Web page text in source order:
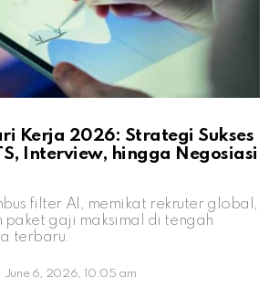
Kerja 2026: Strategi Sukses
Interview, hingga Negosiasi
filter AI, memikat rekruter global,
paket gaji maksimal di tengah
terbaru.
June 6, 2026, 10:05 am